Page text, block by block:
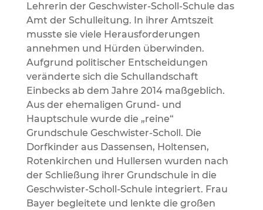
Lehrerin der Geschwister-Scholl-Schule das
Amt der Schulleitung. In ihrer Amtszeit
musste sie viele Herausforderungen
annehmen und Hürden überwinden.
Aufgrund politischer Entscheidungen
veränderte sich die Schullandschaft
Einbecks ab dem Jahre 2014 maßgeblich.
Aus der ehemaligen Grund- und
Hauptschule wurde die „reine“
Grundschule Geschwister-Scholl. Die
Dorfkinder aus Dassensen, Holtensen,
Rotenkirchen und Hullersen wurden nach
der Schließung ihrer Grundschule in die
Geschwister-Scholl-Schule integriert. Frau
Bayer begleitete und lenkte die großen